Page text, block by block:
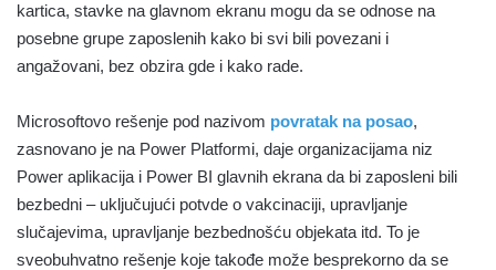
kartica, stavke na glavnom ekranu mogu da se odnose na
posebne grupe zaposlenih kako bi svi bili povezani i
angažovani, bez obzira gde i kako rade.
Microsoftovo rešenje pod nazivom povratak na posao,
zasnovano je na Power Platformi, daje organizacijama niz
Power aplikacija i Power BI glavnih ekrana da bi zaposleni bili
bezbedni – uključujući potvde o vakcinaciji, upravljanje
slučajevima, upravljanje bezbednošću objekata itd. To je
sveobuhvatno rešenje koje takođe može besprekorno da se